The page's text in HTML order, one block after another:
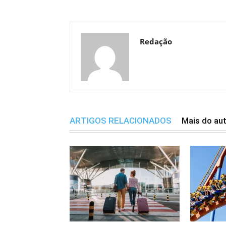
Redação
ARTIGOS RELACIONADOS Mais do